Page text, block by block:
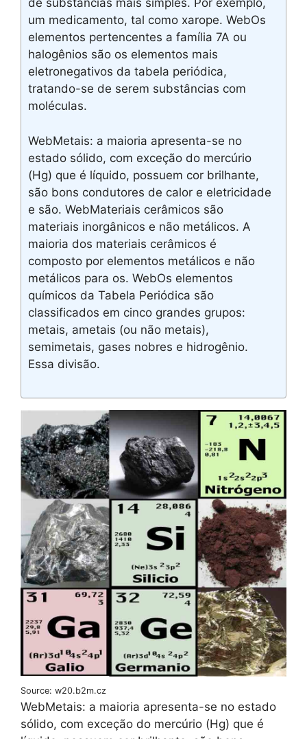
de substâncias mais simples. Por exemplo,
um medicamento, tal como xarope. WebOs
elementos pertencentes a família 7A ou
halogênios são os elementos mais
eletronegativos da tabela periódica,
tratando-se de serem substâncias com
moléculas.
WebMetais: a maioria apresenta-se no
estado sólido, com exceção do mercúrio
(Hg) que é líquido, possuem cor brilhante,
são bons condutores de calor e eletricidade
e são. WebMateriais cerâmicos são
materiais inorgânicos e não metálicos. A
maioria dos materiais cerâmicos é
composto por elementos metálicos e não
metálicos para os. WebOs elementos
químicos da Tabela Periódica são
classificados em cinco grandes grupos:
metais, ametais (ou não metais),
semimetais, gases nobres e hidrogênio.
Essa divisão.
Source: w20.b2m.cz
WebMetais: a maioria apresenta-se no estado
sólido, com exceção do mercúrio (Hg) que é